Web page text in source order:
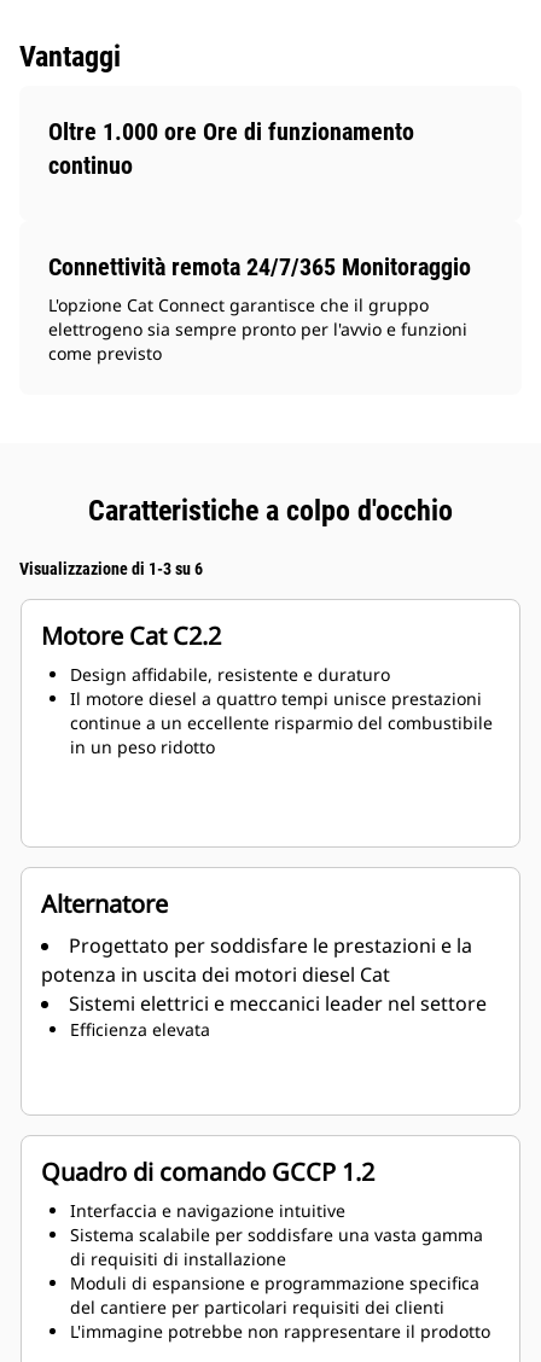
Vantaggi
Oltre 1.000 ore Ore di funzionamento
continuo
Connettività remota 24/7/365 Monitoraggio
L'opzione Cat Connect garantisce che il gruppo
elettrogeno sia sempre pronto per l'avvio e funzioni
come previsto
Caratteristiche a colpo d'occhio
Visualizzazione di 1-3 su 6
Motore Cat C2.2
Design affidabile, resistente e duraturo
Il motore diesel a quattro tempi unisce prestazioni
continue a un eccellente risparmio del combustibile
in un peso ridotto
Alternatore
Progettato per soddisfare le prestazioni e la
potenza in uscita dei motori diesel Cat
Sistemi elettrici e meccanici leader nel settore
Efficienza elevata
Quadro di comando GCCP 1.2
Interfaccia e navigazione intuitive
Sistema scalabile per soddisfare una vasta gamma
di requisiti di installazione
Moduli di espansione e programmazione specifica
del cantiere per particolari requisiti dei clienti
L'immagine potrebbe non rappresentare il prodotto